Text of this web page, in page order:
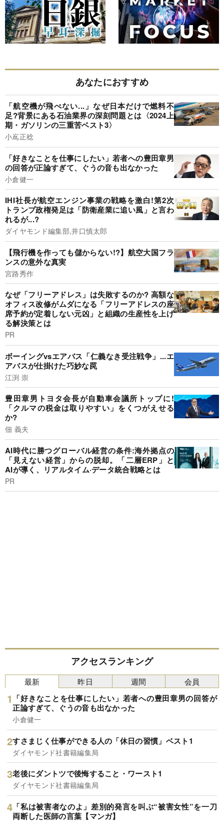
あなたにおすすめ
「航空機が飛べない...」なぜ日本だけで燃料不
足?背景にある石油業界の深刻問題とは〈2024上
期・ガソリンの三重苦ベスト3〉
小嶌正稔
「好きなことを仕事にしたい」若者への豊田章男
の回答が正論すぎて、ぐうの音も出なかった
小倉健一
IHI社長が航空エンジン事業の戦略を激白!第2次
トランプ政権発足は「防衛産業に追い風」と言わ
れるが...?
ダイヤモンド編集部,井口慎太郎
【飛行機を作っても儲からない!?】航空大国フラ
ンスの意外な真実
宮路秀作
なぜ「フリーアドレス」は失敗するのか? 高額な
オフィス改修がムダになる「フリーアドレスの座
席予約が定着しない元凶」と組織の生産性を上げ
る解決策とは
PR
ボーイングvsエアバス「仁義なき受注戦争」...エ
アバスが仕掛けた巧妙な罠
江渕 崇
豊田章男トヨタ会長が自動車会議所トップに!
「クルマの税金は取りやすい」をくつがえせる
か?
佃 義夫
AI時代に勝つグローバル経営の条件:海外拠点の
「見えない経営」からの脱却。「二層ERP」と
AIが導く、リアルタイム·データ統合戦略とは
PR
アクセスランキング
最新
「好きなことを仕事にしたい」若者への豊田章男の回答が
正論すぎて、ぐうの音も出なかった
小倉健一
すさまじく仕事ができる人の「休日の習慣」ベスト1
ダイヤモンド社書籍編集局
老後にダントツで後悔すること・ワースト1
ダイヤモンド社書籍編集局
「私は被害者なのよ」差別的発言を叫ぶ“被害女性”を一刀
両断した医師の言葉【マンガ】
昨日 週間 会員